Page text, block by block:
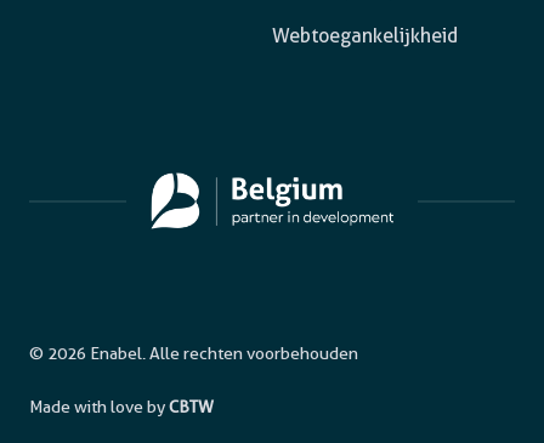
Webtoegankelijkheid
© 2026 Enabel. Alle rechten voorbehouden
Made with love byCBTW